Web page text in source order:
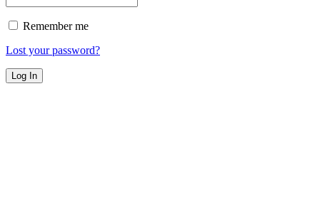
Remember me
Lost your password?